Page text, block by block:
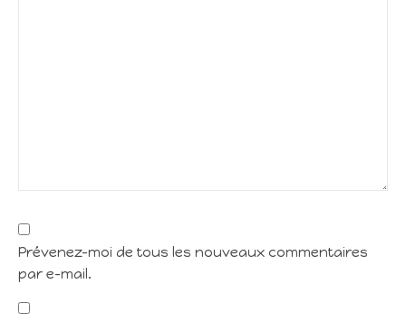
Prévenez-moi de tous les nouveaux commentaires
par e-mail.